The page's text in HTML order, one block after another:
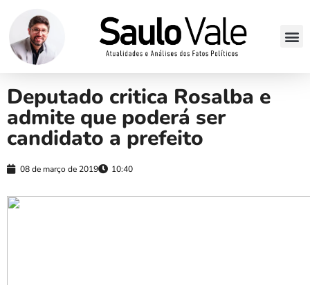
Deputado critica Rosalba e
admite que poderá ser
candidato a prefeito
08 de março de 2019 10:40